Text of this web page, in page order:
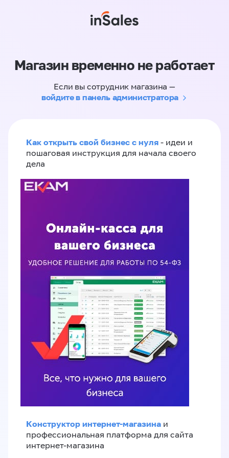
Магазин временно не работает
Если вы сотрудник магазина —
войдите в панель администратора
Как открыть свой бизнес с нуля - идеи и
пошаговая инструкция для начала своего
дела
Конструктор интернет-магазина и
профессиональная платформа для сайта
интернет-магазина